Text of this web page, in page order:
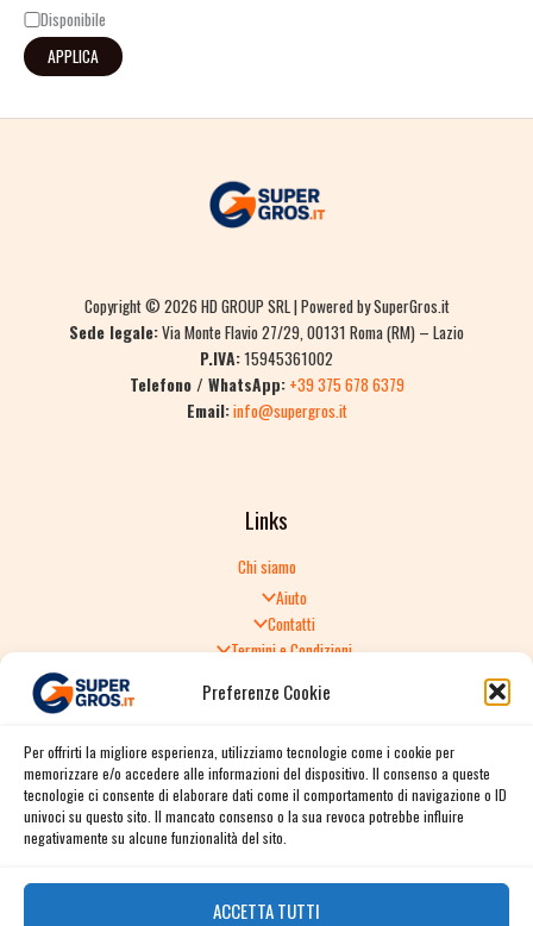
Preferenze Cookie
Per offrirti la migliore esperienza, utilizziamo tecnologie come i cookie per
memorizzare e/o accedere alle informazioni del dispositivo. Il consenso a queste
tecnologie ci consente di elaborare dati come il comportamento di navigazione o ID
univoci su questo sito. Il mancato consenso o la sua revoca potrebbe influire
negativamente su alcune funzionalità del sito.
ACCETTA TUTTI
Disponibile
APPLICA
Copyright © 2026 HD GROUP SRL | Powered by SuperGros.it
Sede legale:Via Monte Flavio 27/29, 00131 Roma (RM) – Lazio
P.IVA:15945361002
Telefono / WhatsApp: +39 375 678 6379
Email:info@supergros.it
Links
Chi siamo
Aiuto
Contatti
Termini e Condizioni
Politica di Reso
Spedizione e consegna
Informativa sulla Privacy
Cookie Policy